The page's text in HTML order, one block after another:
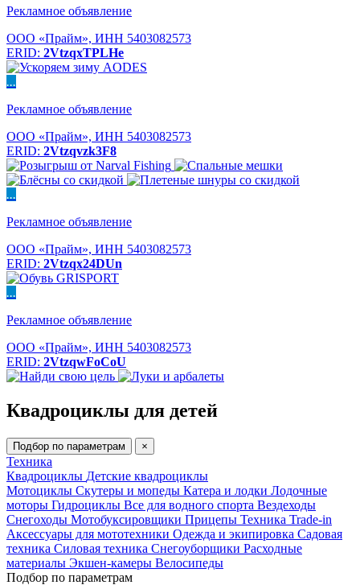
Рекламное объявление
ООО «Прайм», ИНН 5403082573
ERID: 2VtzqxTPLHe
...
Рекламное объявление
ООО «Прайм», ИНН 5403082573
ERID: 2Vtzqvzk3F8
...
Рекламное объявление
ООО «Прайм», ИНН 5403082573
ERID: 2Vtzqx24DUn
...
Рекламное объявление
ООО «Прайм», ИНН 5403082573
ERID: 2VtzqwFoCoU
Квадроциклы для детей
Подбор по параметрам ×
Техника
Квадроциклы Детские квадроциклы
Мотоциклы Скутеры и мопеды Катера и лодки Лодочные
моторы Гидроциклы Все для водного спорта Вездеходы
Снегоходы Мотобуксировщики Прицепы Техника Trade-in
Аксессуары для мототехники Одежда и экипировка Садовая
техника Силовая техника Снегоуборщики Расходные
материалы Экшен-камеры Велосипеды
Подбор по параметрам